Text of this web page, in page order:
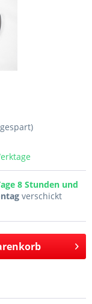
8 Stunden und
verschickt